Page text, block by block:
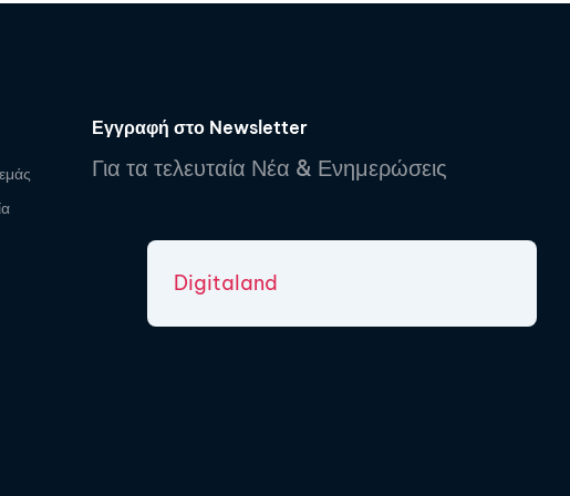
Εγγραφή στο Newsletter
Για τα τελευταία Νέα & Ενημερώσεις
Digitaland